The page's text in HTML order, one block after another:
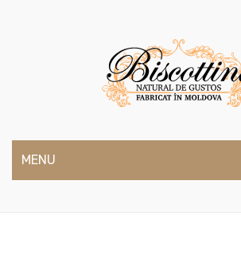
MENU